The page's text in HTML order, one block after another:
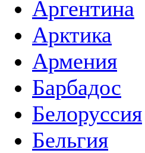
Аргентина
Арктика
Армения
Барбадос
Белоруссия
Бельгия